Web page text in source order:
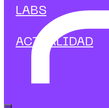
LABS
ACTUALIDAD
Empieza a programar
tus primeras